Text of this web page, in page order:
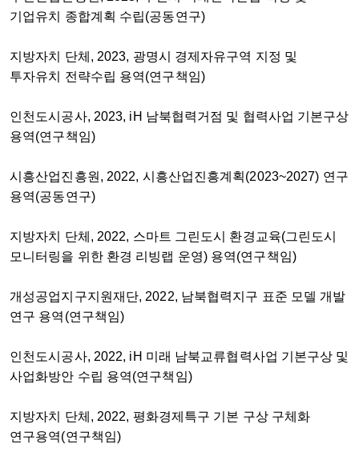
기업유치 종합계획 수립(공동연구)
지방자치 단체, 2023, 광명시 경제자유구역 지정 및
투자유치 전략수립 용역(연구책임)
인천도시공사, 2023, iH 남북협력거점 및 협력사업 기본구상
용역(연구책임)
시흥산업진흥원, 2022, 시흥산업진흥계획(2023~2027) 연구
용역(공동연구)
지방자치 단체, 2022, 스마트 그린도시 환경교육(그린도시
모니터링을 위한 환경 리빙랩 운영) 용역(연구책임)
개성공업지구지원재단, 2022, 남북협력지구 표준 모델 개발
연구 용역(연구책임)
인천도시공사, 2022, iH 미래 남북교류협력사업 기본구상 및
사업화방안 수립 용역(연구책임)
지방자치 단체, 2022, 평화경제특구 기본 구상 구체화
연구용역(연구책임)